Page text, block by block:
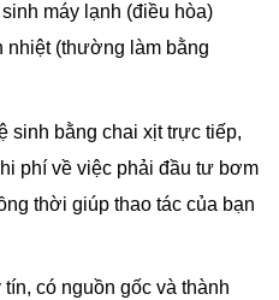
máy lạnh (điều hòa)
nhiệt (thường làm bằng
sinh bằng chai xịt trực tiếp,
phí về việc phải đầu tư bơm
thời giúp thao tác của bạn
có nguồn gốc và thành